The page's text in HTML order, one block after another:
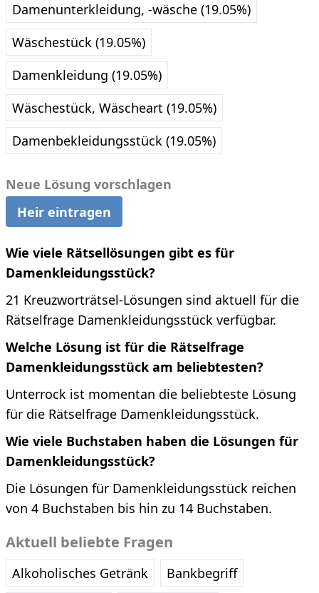
Damenunterkleidung, -wäsche (19.05%)
Wäschestück (19.05%)
Damenkleidung (19.05%)
Wäschestück, Wäscheart (19.05%)
Damenbekleidungsstück (19.05%)
Neue Lösung vorschlagen
Heir eintragen
Wie viele Rätsellösungen gibt es für
Damenkleidungsstück?
21 Kreuzworträtsel-Lösungen sind aktuell für die
Rätselfrage Damenkleidungsstück verfügbar.
Welche Lösung ist für die Rätselfrage
Damenkleidungsstück am beliebtesten?
Unterrock ist momentan die beliebteste Lösung
für die Rätselfrage Damenkleidungsstück.
Wie viele Buchstaben haben die Lösungen für
Damenkleidungsstück?
Die Lösungen für Damenkleidungsstück reichen
von 4 Buchstaben bis hin zu 14 Buchstaben.
Aktuell beliebte Fragen
Alkoholisches Getränk
Bankbegriff